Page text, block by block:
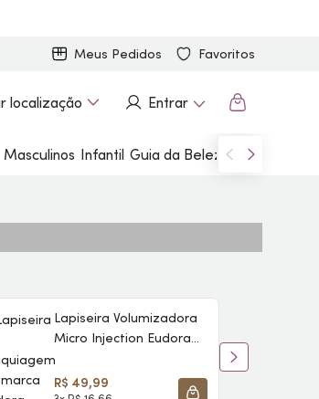
Meus Pedidos Favoritos
localização Entrar
Masculinos Infantil Guia da Beleza Marcas
Lapiseira Volumizadora
Micro Injection Eudora
Make
R$ 49,99